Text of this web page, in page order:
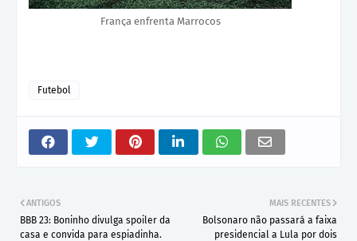
França enfrenta Marrocos
Futebol
MAIS RECENTES
Bolsonaro não passará a faixa
presidencial a Lula por dois
ANTIGOS
BBB 23: Boninho divulga spoiler da
casa e convida para espiadinha.